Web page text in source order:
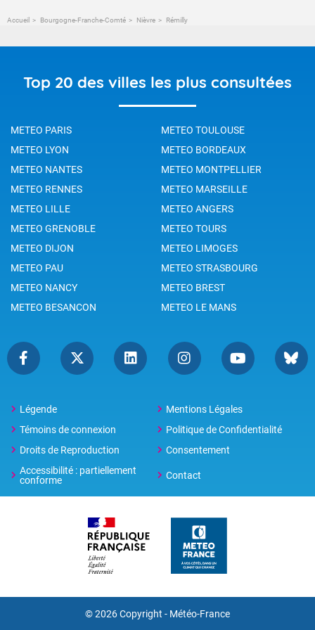
Accueil Bourgogne-Franche-Comté Nièvre Rémilly
Top 20 des villes les plus consultées
METEO PARIS
METEO TOULOUSE
METEO LYON
METEO BORDEAUX
METEO NANTES
METEO MONTPELLIER
METEO RENNES
METEO MARSEILLE
METEO LILLE
METEO ANGERS
METEO GRENOBLE
METEO TOURS
METEO DIJON
METEO LIMOGES
METEO PAU
METEO STRASBOURG
METEO NANCY
METEO BREST
METEO BESANCON
METEO LE MANS
Légende
Mentions Légales
Témoins de connexion
Politique de Confidentialité
Droits de Reproduction
Consentement
Accessibilité : partiellement
conforme
Contact
© 2026 Copyright - Météo-France